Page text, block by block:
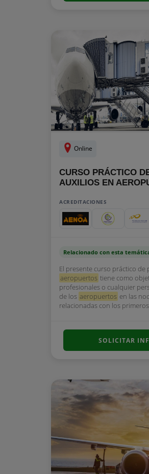
Online
CURSO PRÁCTICO
AUXILIOS EN
ACREDITACIONES
Relacionado con esta
El presente curso práctico de
aeropuertos tiene como
profesionales o cualquier
de los aeropuertos en las
relacionadas con los
SOLICITAR